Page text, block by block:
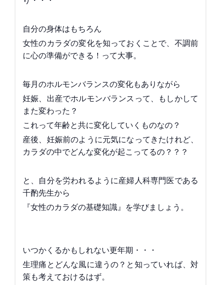
自分の身体はもちろん
女性のカラダの変化を知っておくことで、不調前
に心の準備ができる！って大事。
毎月のホルモンバランスの変化もありながら
妊娠、出産でホルモンバランスって、もしかして
また変わった？
これって年齢と共に変化していくものなの？
産後、妊娠前のように元気になってきたけれど、
カラダの中でどんな変化が起こってるの？？？
と、自分を労われるように産婦人科専門医である
千酌先生から
『女性のカラダの基礎知識』を学びましょう。
いつかくるかもしれない更年期・・・
生理痛とどんな風に違うの？と知っていれば、対
策も考えておけるはず。